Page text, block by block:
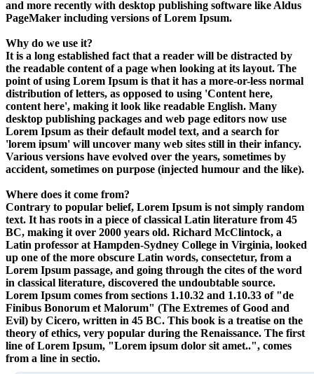
and more recently with desktop publishing software like Aldus
PageMaker including versions of Lorem Ipsum.
Why do we use it?
It is a long established fact that a reader will be distracted by
the readable content of a page when looking at its layout. The
point of using Lorem Ipsum is that it has a more-or-less normal
distribution of letters, as opposed to using 'Content here,
content here', making it look like readable English. Many
desktop publishing packages and web page editors now use
Lorem Ipsum as their default model text, and a search for
'lorem ipsum' will uncover many web sites still in their infancy.
Various versions have evolved over the years, sometimes by
accident, sometimes on purpose (injected humour and the like).
Where does it come from?
Contrary to popular belief, Lorem Ipsum is not simply random
text. It has roots in a piece of classical Latin literature from 45
BC, making it over 2000 years old. Richard McClintock, a
Latin professor at Hampden-Sydney College in Virginia, looked
up one of the more obscure Latin words, consectetur, from a
Lorem Ipsum passage, and going through the cites of the word
in classical literature, discovered the undoubtable source.
Lorem Ipsum comes from sections 1.10.32 and 1.10.33 of "de
Finibus Bonorum et Malorum" (The Extremes of Good and
Evil) by Cicero, written in 45 BC. This book is a treatise on the
theory of ethics, very popular during the Renaissance. The first
line of Lorem Ipsum, "Lorem ipsum dolor sit amet..", comes
from a line in sectio.